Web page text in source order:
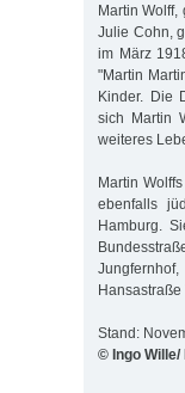
Martin
Julie Cohn,
im März
"Martin
Kinder. Die
sich Martin
weiteres
Martin
ebenfalls
Hamburg.
Stand:
© Ingo Wille/